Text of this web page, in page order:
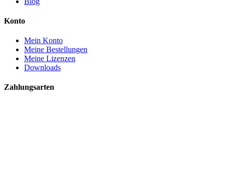
Konto
Mein Konto
Meine Bestellungen
Meine Lizenzen
Downloads
Zahlungsarten